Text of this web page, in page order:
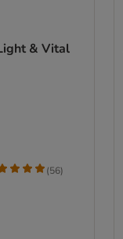
& Vital
(56)